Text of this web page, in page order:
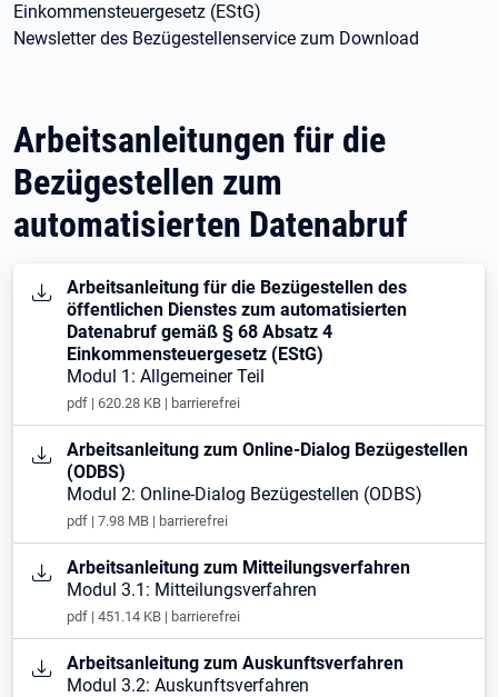
Einkommensteuergesetz (EStG)
Newsletter des Bezügestellenservice zum Download
Arbeitsanleitungen für die
Bezügestellen zum
automatisierten Datenabruf
Öffnet in neuem Tab
Arbeitsanleitung für die Bezügestellen des
öffentlichen Dienstes zum automatisierten
Datenabruf gemäß § 68 Absatz 4
Einkommensteuergesetz (EStG)
Modul 1: Allgemeiner Teil
pdf | 620.28 KB | barrierefrei
Öffnet in neuem Tab
Arbeitsanleitung zum Online-Dialog Bezügestellen
(ODBS)
Modul 2: Online-Dialog Bezügestellen (ODBS)
pdf | 7.98 MB | barrierefrei
Öffnet in neuem Tab
Arbeitsanleitung zum Mitteilungsverfahren
Modul 3.1: Mitteilungsverfahren
pdf | 451.14 KB | barrierefrei
Öffnet in neuem Tab
Arbeitsanleitung zum Auskunftsverfahren
Modul 3.2: Auskunftsverfahren